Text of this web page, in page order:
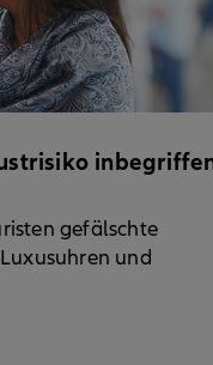
gefälschte
und